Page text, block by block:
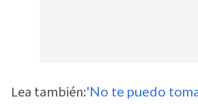
Lea también:'No te puedo